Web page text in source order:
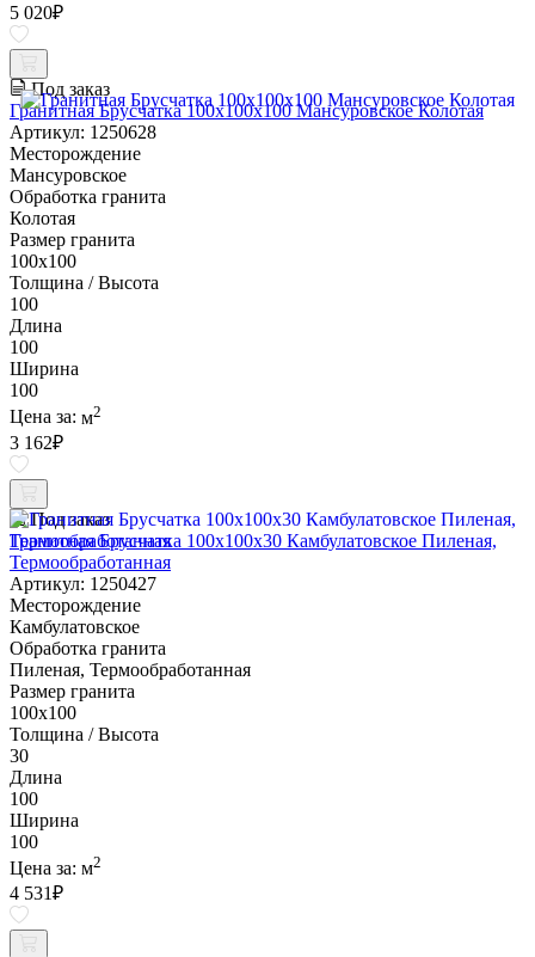
5 020₽
Под заказ
Гранитная Брусчатка 100х100x100 Мансуровское Колотая
Артикул: 1250628
Месторождение
Мансуровское
Обработка гранита
Колотая
Размер гранита
100х100
Толщина / Высота
100
Длина
100
Ширина
100
Цена за: м2
3 162₽
Под заказ
Гранитная Брусчатка 100х100x30 Камбулатовское Пиленая,
Термообработанная
Артикул: 1250427
Месторождение
Камбулатовское
Обработка гранита
Пиленая, Термообработанная
Размер гранита
100х100
Толщина / Высота
30
Длина
100
Ширина
100
Цена за: м2
4 531₽